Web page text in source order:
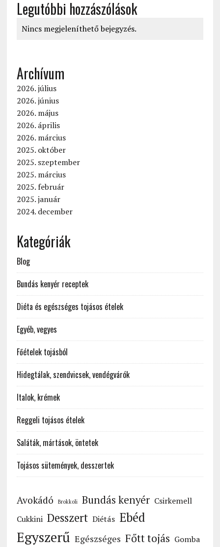
Legutóbbi hozzászólások
Nincs megjeleníthető bejegyzés.
Archívum
2026. július
2026. június
2026. május
2026. április
2026. március
2025. október
2025. szeptember
2025. március
2025. február
2025. január
2024. december
Kategóriák
Blog
Bundás kenyér receptek
Diéta és egészséges tojásos ételek
Egyéb, vegyes
Főételek tojásból
Hidegtálak, szendvicsek, vendégvárók
Italok, krémek
Reggeli tojásos ételek
Saláták, mártások, öntetek
Tojásos sütemények, desszertek
Avokádó Brokkoli Bundás kenyér Csirkemell
Cukkini Desszert Diétás Ebéd
Egyszerű Egészséges Főtt tojás Gomba